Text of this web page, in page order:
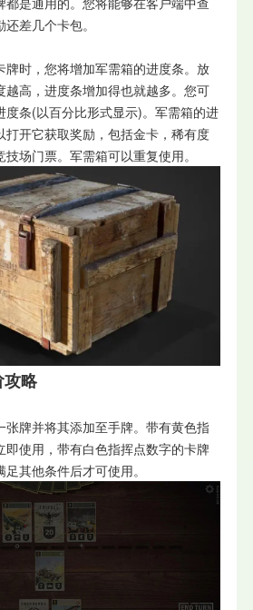
差几个卡包。
牌时，您将增加军需箱的进度条。放
越高，进度条增加得也就越多。您可
度条(以百分比形式显示)。军需箱的进
打开它获取奖励，包括金卡，稀有度
场门票。军需箱可以重复使用。
略
张牌并将其添加至手牌。带有黄色指
即使用，带有白色指挥点数字的卡牌
其他条件后才可使用。